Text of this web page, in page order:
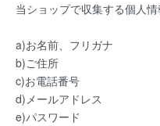
当ショップで収集する個人情
a)お名前、フリガナ
b)ご住所
c)お電話番号
d)メールアドレス
e)パスワード